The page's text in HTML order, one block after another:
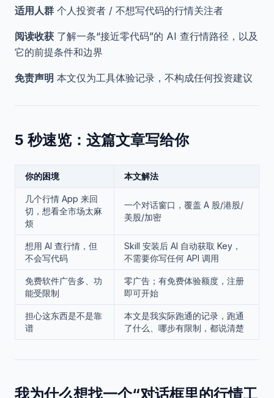
适用人群 个人投资者 / 不想写代码的行情关注者
阅读收获 了解一条“接近零代码”的 AI 查行情路径，以及
它的前提条件和边界
免责声明 本文仅为工具体验记录，不构成任何投资建议
5 秒速览：这篇文章写给你
你的困境 本文解法
几个行情 App 来回
切，想看全市场太麻
烦
一个对话窗口，覆盖 A 股/港股/
美股/加密
想用 AI 查行情，但
不会写代码
Skill 安装后 AI 自动获取 Key，
不需要你写任何 API 调用
免费软件广告多、功
能受限制
零广告；有免费体验额度，注册
即可开始
担心这东西是不是靠
谱
本文是我实际跑通的记录，跑通
了什么、哪步有限制，都说清楚
我为什么想找一个“对话框里的行情工